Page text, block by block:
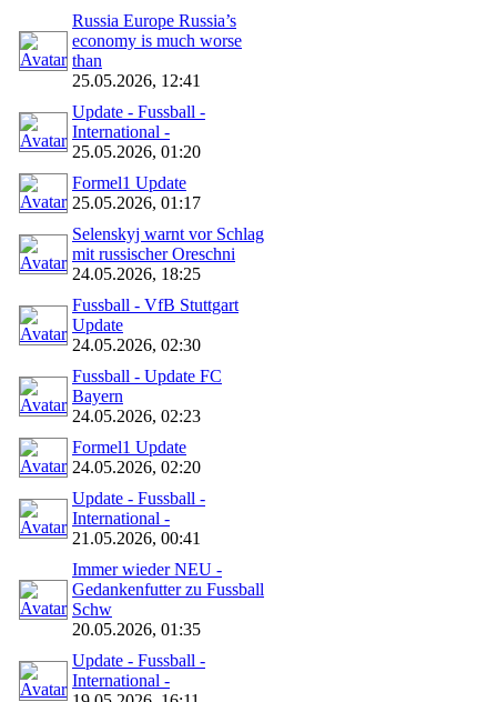
Russia Europe Russia’s
economy is much worse
than
25.05.2026, 12:41
Update - Fussball -
International -
25.05.2026, 01:20
Formel1 Update
25.05.2026, 01:17
Selenskyj warnt vor Schlag
mit russischer Oreschni
24.05.2026, 18:25
Fussball - VfB Stuttgart
Update
24.05.2026, 02:30
Fussball - Update FC
Bayern
24.05.2026, 02:23
Formel1 Update
24.05.2026, 02:20
Update - Fussball -
International -
21.05.2026, 00:41
Immer wieder NEU -
Gedankenfutter zu Fussball
Schw
20.05.2026, 01:35
Update - Fussball -
International -